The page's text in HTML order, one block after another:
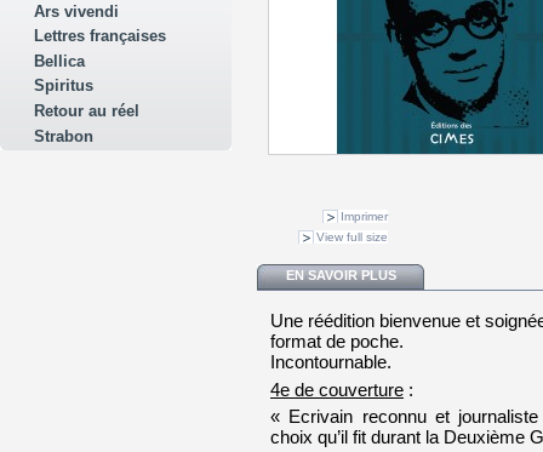
Ars vivendi
Lettres françaises
Bellica
Spiritus
Retour au réel
Strabon
Imprimer
View full size
EN SAVOIR PLUS
Une réédition bienvenue et
format de poche.
Incontournable.
4e de couverture :
« Ecrivain reconnu et
choix qu’il fit durant la Deuxième